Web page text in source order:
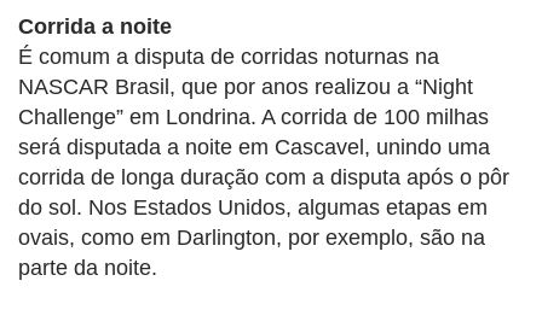
Corrida a noite
É comum a disputa de corridas noturnas na
NASCAR Brasil, que por anos realizou a “Night
Challenge” em Londrina. A corrida de 100 milhas
será disputada a noite em Cascavel, unindo uma
corrida de longa duração com a disputa após o pôr
do sol. Nos Estados Unidos, algumas etapas em
ovais, como em Darlington, por exemplo, são na
parte da noite.